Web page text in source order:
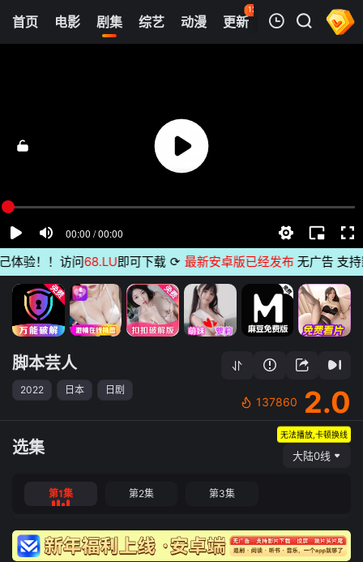
首页 电影 剧集 综艺 动漫 更新
127
热榜 APP
清空
！！访问68.LU即可下载 ⟳ 最新安卓版已经发布无广告 支持影
脚本芸人
2022 日本 日剧
137860 2.0
选集
无法播放,卡顿换线
大陆0线
第1集 第2集 第3集